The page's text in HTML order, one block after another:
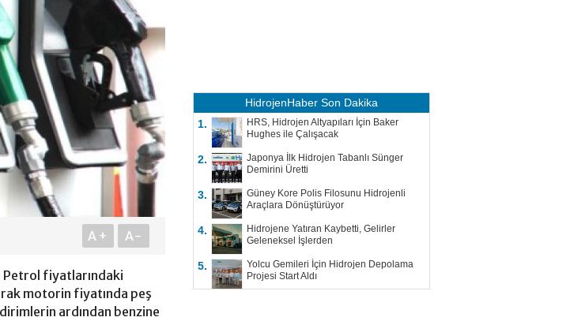
A+ A-
Petrol fiyatlarındaki
motorin fiyatında peş
ardından benzine
HidrojenHaber Son Dakika
1.
HRS, Hidrojen Altyapıları İçin Baker
Hughes ile Çalışacak
2.
Japonya İlk Hidrojen Tabanlı Sünger
Demirini Üretti
3.
Güney Kore Polis Filosunu Hidrojenli
Araçlara Dönüştürüyor
4.
Hidrojene Yatıran Kaybetti, Gelirler
Geleneksel İşlerden
5.
Yolcu Gemileri İçin Hidrojen Depolama
Projesi Start Aldı